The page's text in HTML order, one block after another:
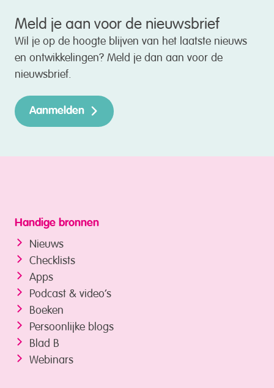
Meld je aan voor de nieuwsbrief
Wil je op de hoogte blijven van het laatste nieuws
en ontwikkelingen? Meld je dan aan voor de
nieuwsbrief.
Aanmelden
Handige bronnen
Nieuws
Checklists
Apps
Podcast & video’s
Boeken
Persoonlijke blogs
Blad B
Webinars